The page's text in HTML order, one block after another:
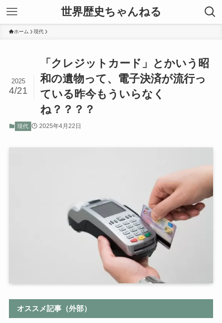
世界歴史ちゃんねる
ホーム 現代
「クレジットカード」とかいう昭
和の遺物って、電子決済が流行っ
ている昨今もういらなく
ね？？？？
2025
4/21
現代 2025年4月22日
オススメ記事（外部）